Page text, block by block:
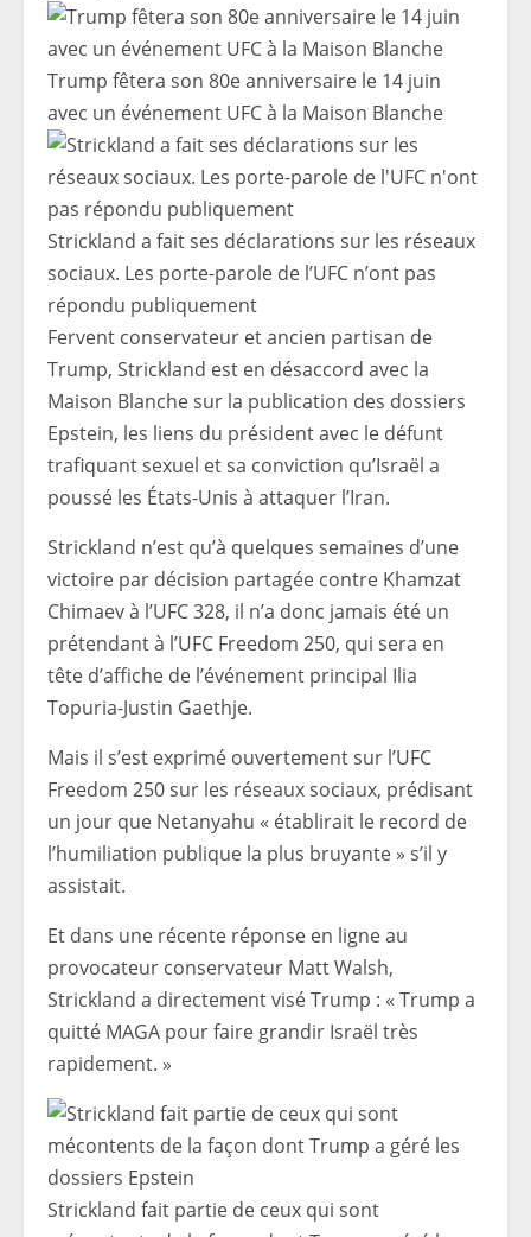
Trump fêtera son 80e anniversaire le 14 juin
avec un événement UFC à la Maison Blanche
Strickland a fait ses déclarations sur les réseaux
sociaux. Les porte-parole de l’UFC n’ont pas
répondu publiquement
Fervent conservateur et ancien partisan de
Trump, Strickland est en désaccord avec la
Maison Blanche sur la publication des dossiers
Epstein, les liens du président avec le défunt
trafiquant sexuel et sa conviction qu’Israël a
poussé les États-Unis à attaquer l’Iran.
Strickland n’est qu’à quelques semaines d’une
victoire par décision partagée contre Khamzat
Chimaev à l’UFC 328, il n’a donc jamais été un
prétendant à l’UFC Freedom 250, qui sera en
tête d’affiche de l’événement principal Ilia
Topuria-Justin Gaethje.
Mais il s’est exprimé ouvertement sur l’UFC
Freedom 250 sur les réseaux sociaux, prédisant
un jour que Netanyahu « établirait le record de
l’humiliation publique la plus bruyante » s’il y
assistait.
Et dans une récente réponse en ligne au
provocateur conservateur Matt Walsh,
Strickland a directement visé Trump : « Trump a
quitté MAGA pour faire grandir Israël très
rapidement. »
Strickland fait partie de ceux qui sont